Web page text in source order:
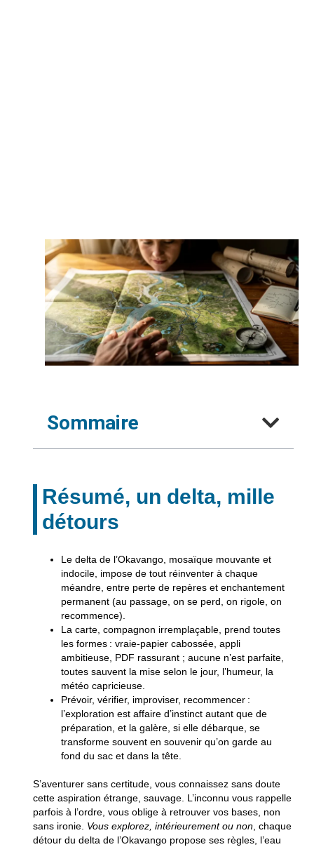
Sommaire
Résumé, un delta, mille
détours
Le delta de l’Okavango, mosaïque mouvante et
indocile, impose de tout réinventer à chaque
méandre, entre perte de repères et enchantement
permanent (au passage, on se perd, on rigole, on
recommence).
La carte, compagnon irremplaçable, prend toutes
les formes: vraie-papier cabossée, appli
ambitieuse, PDF rassurant ; aucune n’est parfaite,
toutes sauvent la mise selon le jour, l’humeur, la
météo capricieuse.
Prévoir, vérifier, improviser, recommencer :
l’exploration est affaire d’instinct autant que de
préparation, et la galère, si elle débarque, se
transforme souvent en souvenir qu’on garde au
fond du sac et dans la tête.
S’aventurer sans certitude, vous connaissez sans doute
cette aspiration étrange, sauvage. L’inconnu vous rappelle
parfois à l’ordre, vous oblige à retrouver vos bases, non
sans ironie. Vous explorez, intérieurement ou non, chaque
détour du delta de l’Okavango propose ses règles, l’eau